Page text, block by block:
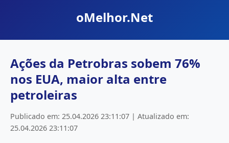
oMelhor.Net
Ações da Petrobras sobem 76%
nos EUA, maior alta entre
petroleiras
Publicado em: 25.04.2026 23:11:07 | Atualizado em:
25.04.2026 23:11:07